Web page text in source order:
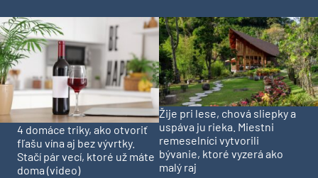
4 domáce triky, ako otvoriť
fľašu vína aj bez vývrtky.
Stačí pár vecí, ktoré už máte
doma (video)
Žije pri lese, chová sliepky a
uspáva ju rieka. Miestni
remeselníci vytvorili
bývanie, ktoré vyzerá ako
malý raj